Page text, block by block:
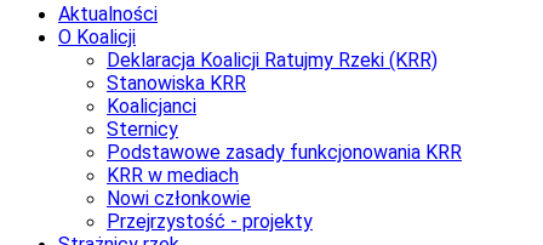
Aktualności
O Koalicji
Deklaracja Koalicji Ratujmy Rzeki (KRR)
Stanowiska KRR
Koalicjanci
Sternicy
Podstawowe zasady funkcjonowania KRR
KRR w mediach
Nowi członkowie
Przejrzystość - projekty